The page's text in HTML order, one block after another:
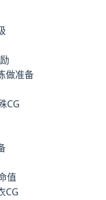
做准备
CG
值
CG